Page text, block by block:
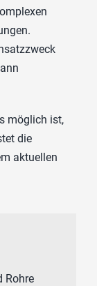
möglich ist,
die
aktuellen
Rohre